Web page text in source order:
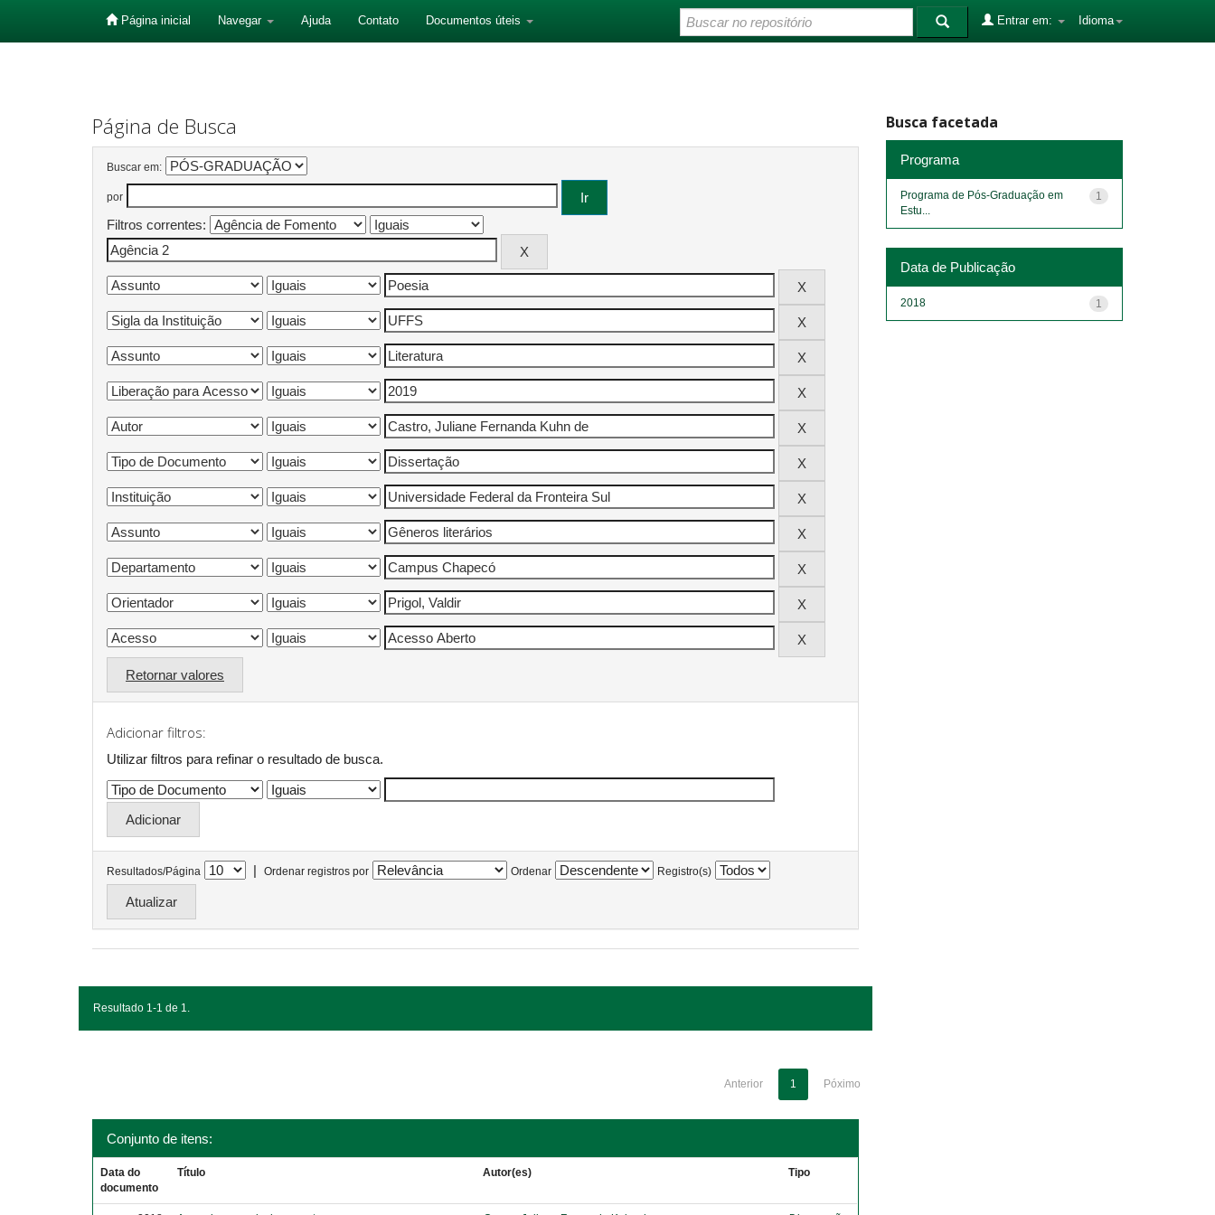
Página inicial Navegar Ajuda Contato Documentos úteis Idioma
Entrar em:
Página de Busca
Buscar em:
por
Filtros correntes:
Retornar valores
Adicionar filtros:
Utilizar filtros para refinar o resultado de busca.
Resultados/Página | Ordenar registros por Ordenar Registro(s)
Resultado 1-1 de 1.
Anterior 1 Póximo
Conjunto de itens:
Data do
documento
Título Autor(es) Tipo
Busca facetada
Programa
1
Programa de Pós-Graduação em
Estu...
Data de Publicação
1
2018